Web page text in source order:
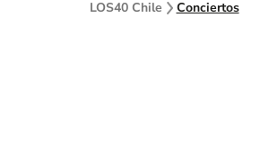
LOS40 Chile Conciertos